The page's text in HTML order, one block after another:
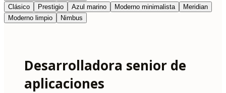
Clásico
Prestigio Azul marino Moderno minimalista
Meridian
Moderno limpio
Nimbus
Desarrolladora senior de
aplicaciones